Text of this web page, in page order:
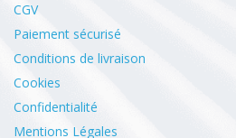
CGV
Paiement sécurisé
Conditions de livraison
Cookies
Confidentialité
Mentions Légales